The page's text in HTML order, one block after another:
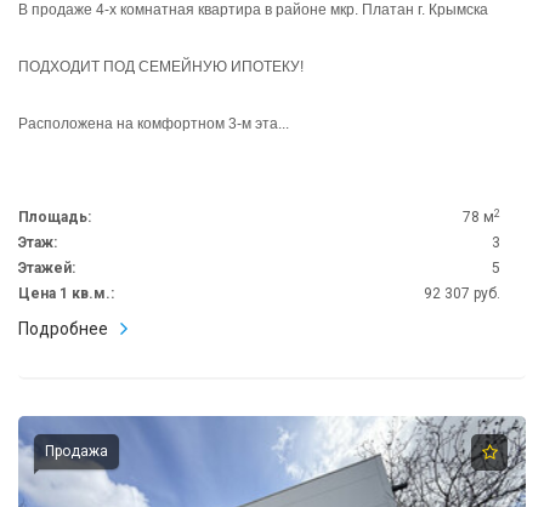
В продаже 4-х комнатная квартира в районе мкр. Платан г. Крымска
ПОДХОДИТ ПОД СЕМЕЙНУЮ ИПОТЕКУ!
Расположена на комфортном 3-м эта...
Площадь: 78 м2
Этаж:
3
Этажей:
5
Цена 1 кв.м.:
92 307 руб.
Подробнее
Продажа